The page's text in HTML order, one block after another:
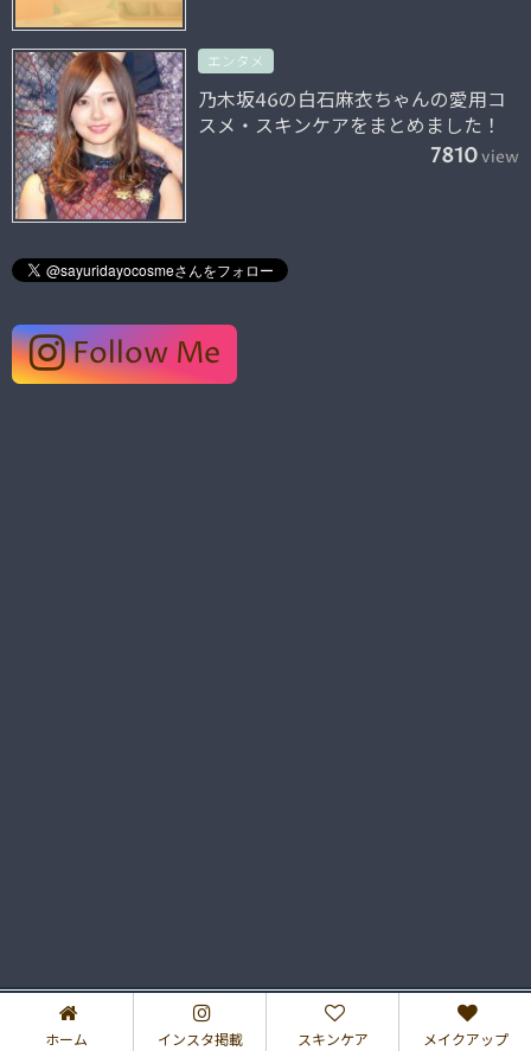
エンタメ
乃木坂46の白石麻衣ちゃんの愛用コ
スメ・スキンケアをまとめました！
7810view
Follow Me
プライバシーポリシー
特定商取引法に基づく表記
2017–2026 さゆりのコスメブログ♡
ホーム インスタ掲載 スキンケア メイクアップ